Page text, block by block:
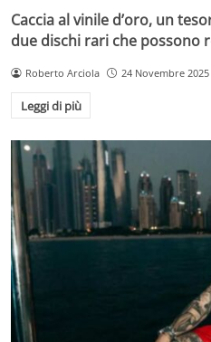
Caccia al vinile d’oro, un
due dischi rari che possono
Roberto Arciola 24 Novembre 2025
Leggi di più